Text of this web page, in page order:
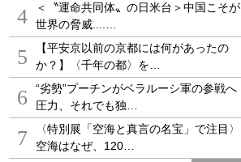
4
＜〝運命共同体〟の日米台＞中国こそが
世界の脅威....…
5
【平安京以前の京都には何があったの
か？】〈千年の都〉を…
6
“劣勢”プーチンがベラルーシ軍の参戦へ
圧力、それでも独…
7
〈特別展「空海と真言の名宝」で注目〉
空海はなぜ、120…